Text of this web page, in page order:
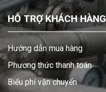
HỖ TRỢ KHÁCH HÀNG
Hướng dẫn mua hàng
Phương thức thanh toán
Biểu phí vận chuyển